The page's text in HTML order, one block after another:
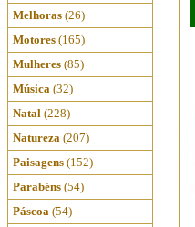
Melhoras (26)
Motores (165)
Mulheres (85)
Música (32)
Natal (228)
Natureza (207)
Paisagens (152)
Parabéns (54)
Páscoa (54)